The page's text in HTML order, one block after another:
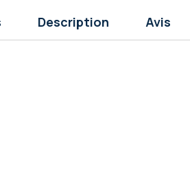
Description Avis